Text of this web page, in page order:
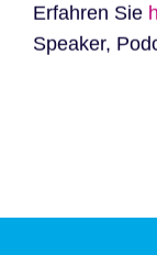
Erfahren Sie
Speaker,